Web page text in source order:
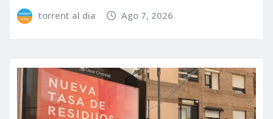
torrent al dia Ago 7, 2026